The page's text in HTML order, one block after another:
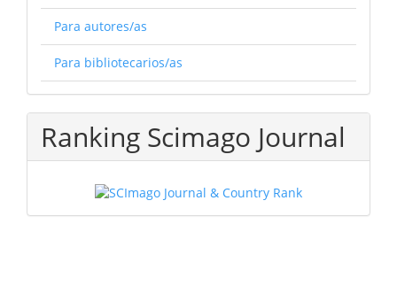
Para autores/as
Para bibliotecarios/as
Ranking Scimago Journal